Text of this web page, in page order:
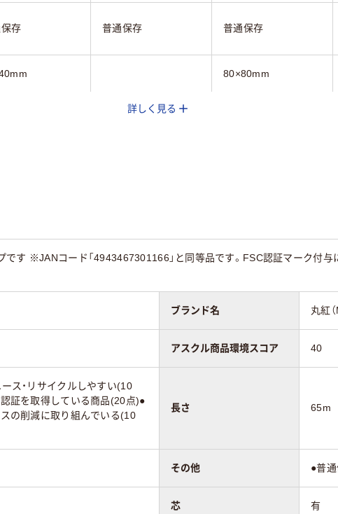
存 普通保存 普通保存
80×80mm
レジロール（感熱紙）
詳しく見る
です ※JANコード「4943467301166」と同等品です。FSC認証マーク付
ブランド名 丸紅
アスクル商品環境スコア 40
ス・リサイクルしやすい(10
証を取得している商品(20点)●
の削減に取り組んでいる(10
長さ 65m
その他 ●普
芯 有